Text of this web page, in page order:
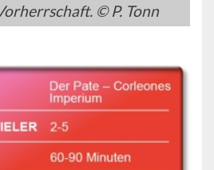
© P. Tonn